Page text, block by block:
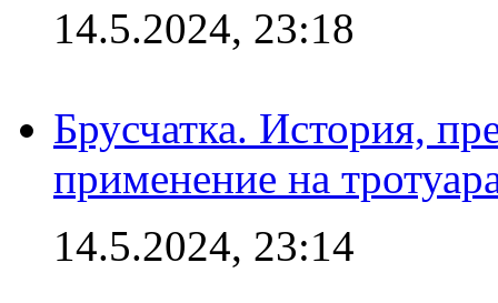
14.5.2024, 23:18
Брусчатка. История,
применение на
14.5.2024, 23:14